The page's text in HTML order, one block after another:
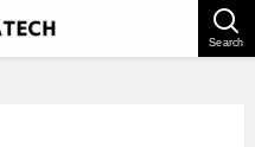
Search